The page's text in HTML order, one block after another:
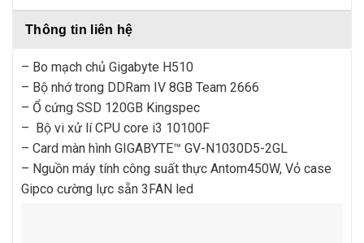
Thông tin liên hệ
– Bo mạch chủ Gigabyte H510
– Bộ nhớ trong DDRam IV 8GB Team 2666
– Ổ cứng SSD 120GB Kingspec
– Bộ vi xử lí CPU core i3 10100F
– Card màn hình GIGABYTE™ GV-N1030D5-2GL
– Nguồn máy tính công suất thực Antom450W, Vỏ case
Gipco cường lực sẵn 3FAN led